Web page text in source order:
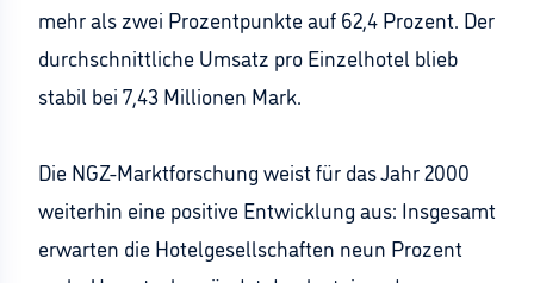
mehr als zwei Prozentpunkte auf 62,4 Prozent. Der
durchschnittliche Umsatz pro Einzelhotel blieb
stabil bei 7,43 Millionen Mark.
Die NGZ-Marktforschung weist für das Jahr 2000
weiterhin eine positive Entwicklung aus: Insgesamt
erwarten die Hotelgesellschaften neun Prozent